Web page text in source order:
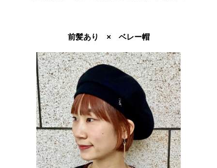
前髪あり × ベレー帽